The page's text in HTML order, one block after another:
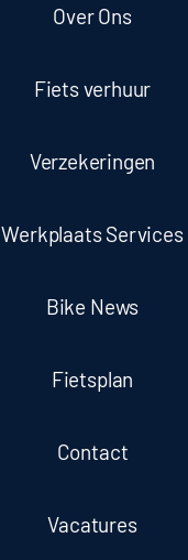
Over Ons
Fiets verhuur
Verzekeringen
Werkplaats Services
Bike News
Fietsplan
Contact
Vacatures